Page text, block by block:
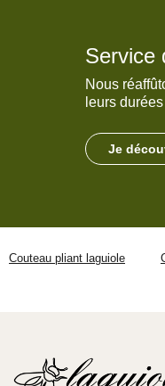
Service
Nous
leurs
Je
Couteau pliant laguiole